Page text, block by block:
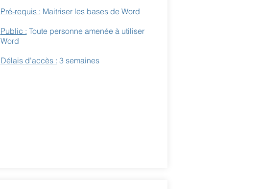
Pré-requis : Maitriser les bases de Word
Public : Toute personne amenée à utiliser
Word
Délais d'accès : 3 semaines